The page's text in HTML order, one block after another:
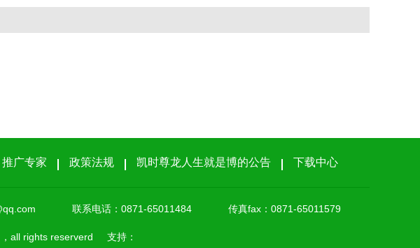
推广专家 政策法规 凯时尊龙人生就是博的公告 下载中心
联系电话：0871-65011484 传真fax：0871-65011579
，all rights reserverd 支持：